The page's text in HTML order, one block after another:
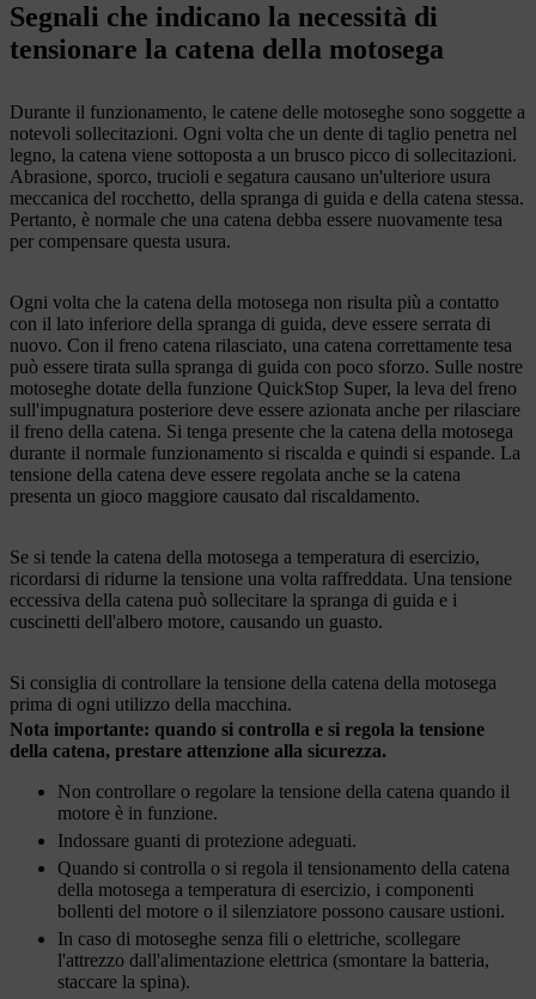
Segnali che indicano la necessità di
tensionare la catena della motosega
Durante il funzionamento, le catene delle motoseghe sono soggette a
notevoli sollecitazioni. Ogni volta che un dente di taglio penetra nel
legno, la catena viene sottoposta a un brusco picco di sollecitazioni.
Abrasione, sporco, trucioli e segatura causano un'ulteriore usura
meccanica del rocchetto, della spranga di guida e della catena stessa.
Pertanto, è normale che una catena debba essere nuovamente tesa
per compensare questa usura.
Ogni volta che la catena della motosega non risulta più a contatto
con il lato inferiore della spranga di guida, deve essere serrata di
nuovo. Con il freno catena rilasciato, una catena correttamente tesa
può essere tirata sulla spranga di guida con poco sforzo. Sulle nostre
motoseghe dotate della funzione QuickStop Super, la leva del freno
sull'impugnatura posteriore deve essere azionata anche per rilasciare
il freno della catena. Si tenga presente che la catena della motosega
durante il normale funzionamento si riscalda e quindi si espande. La
tensione della catena deve essere regolata anche se la catena
presenta un gioco maggiore causato dal riscaldamento.
Se si tende la catena della motosega a temperatura di esercizio,
ricordarsi di ridurne la tensione una volta raffreddata. Una tensione
eccessiva della catena può sollecitare la spranga di guida e i
cuscinetti dell'albero motore, causando un guasto.
Si consiglia di controllare la tensione della catena della motosega
prima di ogni utilizzo della macchina.
Nota importante: quando si controlla e si regola la tensione
della catena, prestare attenzione alla sicurezza.
Non controllare o regolare la tensione della catena quando il
motore è in funzione.
Indossare guanti di protezione adeguati.
Quando si controlla o si regola il tensionamento della catena
della motosega a temperatura di esercizio, i componenti
bollenti del motore o il silenziatore possono causare ustioni.
In caso di motoseghe senza fili o elettriche, scollegare
l'attrezzo dall'alimentazione elettrica (smontare la batteria,
staccare la spina).